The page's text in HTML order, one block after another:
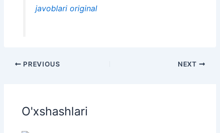
javoblari original
PREVIOUS NEXT
O'xshashlari